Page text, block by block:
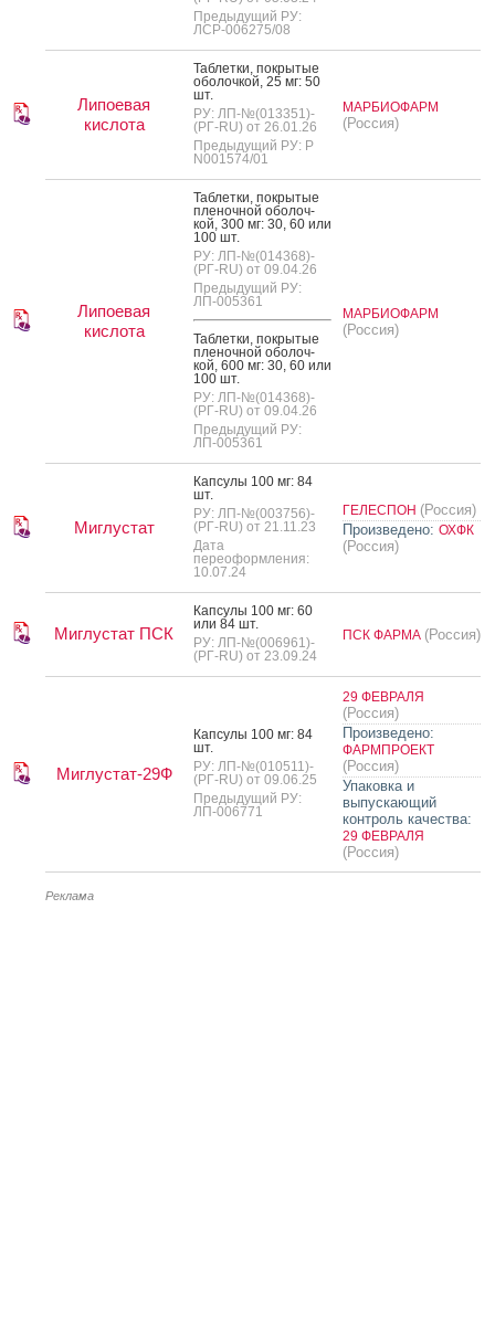
Предыдущий РУ:
ЛСР-006275/08
Липоевая
кислота
Таб­летки, пок­ры­тые
обо­лоч­кой, 25 мг: 50
шт.
РУ: ЛП-№(013351)-
(РГ-RU) от 26.01.26
Предыдущий РУ: Р
N001574/01
МАРБИОФАРМ
(Россия)
Липоевая
кислота
Таб­летки, пок­ры­тые
пле­ноч­ной обо­лоч­
кой, 300 мг: 30, 60 или
100 шт.
РУ: ЛП-№(014368)-
(РГ-RU) от 09.04.26
Предыдущий РУ:
ЛП-005361
Таб­летки, пок­ры­тые
пле­ноч­ной обо­лоч­
кой, 600 мг: 30, 60 или
100 шт.
РУ: ЛП-№(014368)-
(РГ-RU) от 09.04.26
Предыдущий РУ:
ЛП-005361
МАРБИОФАРМ
(Россия)
Миглустат
Кап­су­лы 100 мг: 84
шт.
РУ: ЛП-№(003756)-
(РГ-RU) от 21.11.23
Дата
переоформления:
10.07.24
ГЕЛЕСПОН (Россия)
Произведено: ОХФК
(Россия)
Миглустат ПСК
Кап­су­лы 100 мг: 60
или 84 шт.
РУ: ЛП-№(006961)-
(РГ-RU) от 23.09.24
ПСК ФАРМА (Россия)
Миглустат-29Ф
Кап­су­лы 100 мг: 84
шт.
РУ: ЛП-№(010511)-
(РГ-RU) от 09.06.25
Предыдущий РУ:
ЛП-006771
29 ФЕВРАЛЯ
(Россия)
Произведено:
ФАРМПРОЕКТ
(Россия)
Упаковка и
выпускающий
контроль качества:
29 ФЕВРАЛЯ
(Россия)
Реклама